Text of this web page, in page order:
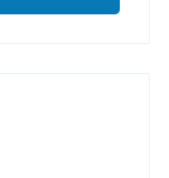
bâtiments ou
notamment le
à pollution non